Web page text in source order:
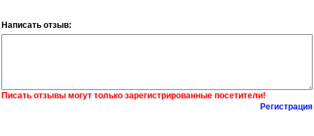
Написать отзыв:
Писать отзывы могут только зарегистрированные посетители!
Регистрация